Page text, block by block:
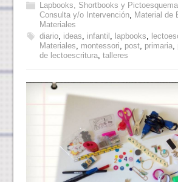
Lapbooks, Shortbooks y
Consulta y/o Intervención, Material de
Materiales
diario, ideas, infantil , lapbooks,
Materiales, montessori, post, primaria,
de lectoescritura, talleres